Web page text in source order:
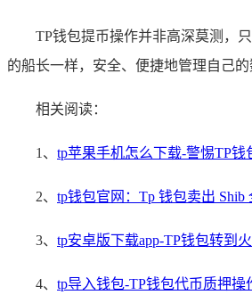
TP钱包提币操作并非高深莫测，
的船长一样，安全、便捷地管理自己
相关阅读：
1、 tp苹果手机怎么下载-警惕TP
2、 tp钱包官网：Tp 钱包卖出 Shib
3、 tp安卓版下载app-TP钱包转到
4、 tp导入钱包-TP钱包代币质押操